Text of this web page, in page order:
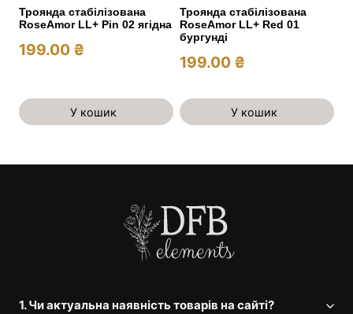
Троянда стабілізована
RoseAmor LL+ Pin 02 ягідна
199.00 ₴
У кошик
Троянда стабілізована
RoseAmor LL+ Red 01
бургунді
199.00 ₴
У кошик
1. Чи актуальна наявність товарів на сайті?